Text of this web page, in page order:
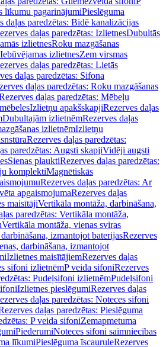
līkumu pagarinājumiPieslēguma
daļas paredzētas: Bidē kanalizācijas
daļas paredzētas: IzlietnesDubultās
izlietnesRoku mazgāšanas
izlietnesZem virsmas
daļas paredzētas: Lietās
daļas paredzētas: Sifona
daļas paredzētas: Roku mazgāšanas
daļas paredzētas: Mēbeļu
Izlietņu apakšskapjiRezerves daļas
Dubultajām izlietnēmRezerves daļas
izlietnēmIzlietņu
Rezerves daļas paredzētas:
paredzētas: Augsti skapjiVidēji augsti
Sienas plauktiRezerves daļas paredzētas:
komplektiMagnētiskās
Rezerves daļas paredzētas: Ar
apgaismojumaRezerves daļas
maisītājiVertikāla montāža, darbināšana,
paredzētas: Vertikāla montāža,
Vertikāla montāža, vienas sviras
izmantojot baterijasRezerves
darbināšana, izmantojot
Izlietnes maisītājiemRezerves daļas
sifoni izlietnēmP veida sifoniRezerves
Pudeļsifoni izlietnēmPudeļsifoni
Izlietnes pieslēgumiRezerves daļas
daļas paredzētas: Noteces sifoni
daļas paredzētas: Pieslēguma
P veida sifoniZemapmetuma
PiederumiNoteces sifoni saimniecības
līkumiPieslēguma īscauruleRezerves